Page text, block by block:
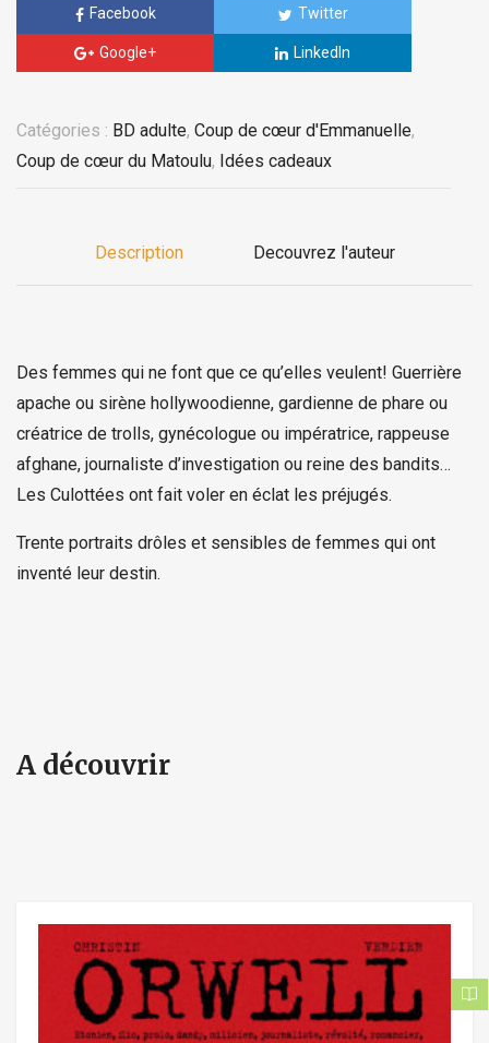
Facebook Twitter
Google+ LinkedIn
Catégories : BD adulte, Coup de cœur d'Emmanuelle,
Coup de cœur du Matoulu, Idées cadeaux
Description Decouvrez l'auteur
Des femmes qui ne font que ce qu’elles veulent! Guerrière
apache ou sirène hollywoodienne, gardienne de phare ou
créatrice de trolls, gynécologue ou impératrice, rappeuse
afghane, journaliste d’investigation ou reine des bandits…
Les Culottées ont fait voler en éclat les préjugés.
Trente portraits drôles et sensibles de femmes qui ont
inventé leur destin.
A découvrir